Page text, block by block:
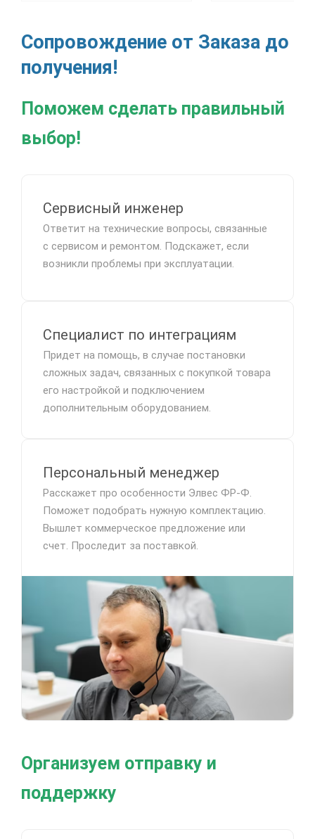
Сопровождение от Заказа до
получения!
Поможем сделать правильный
выбор!
Сервисный инженер
Ответит на технические вопросы, связанные
с сервисом и ремонтом. Подскажет, если
возникли проблемы при эксплуатации.
Специалист по интеграциям
Придет на помощь, в случае постановки
сложных задач, связанных с покупкой товара
его настройкой и подключением
дополнительным оборудованием.
Персональный менеджер
Расскажет про особенности Элвес ФР-Ф.
Поможет подобрать нужную комплектацию.
Вышлет коммерческое предложение или
счет. Проследит за поставкой.
Организуем отправку и
поддержку